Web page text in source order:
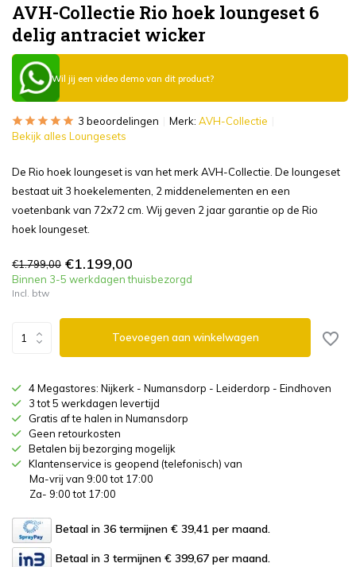
AVH-Collectie Rio hoek loungeset 6
delig antraciet wicker
Wil jij een video demo van dit product?
3 beoordelingen Merk: AVH-Collectie
Bekijk alles Loungesets
De Rio hoek loungeset is van het merk AVH-Collectie. De loungeset
bestaat uit 3 hoekelementen, 2 middenelementen en een
voetenbank van 72x72 cm. Wij geven 2 jaar garantie op de Rio
hoek loungeset.
€1.799,00 €1.199,00
Binnen 3-5 werkdagen thuisbezorgd
Incl. btw
Toevoegen aan winkelwagen
4 Megastores: Nijkerk - Numansdorp - Leiderdorp - Eindhoven
3 tot 5 werkdagen levertijd
Gratis af te halen in Numansdorp
Geen retourkosten
Betalen bij bezorging mogelijk
Klantenservice is geopend (telefonisch) van
Ma-vrij van 9:00 tot 17:00
Za- 9:00 tot 17:00
Betaal in 36 termijnen € 39,41 per maand.
Betaal in 3 termijnen € 399,67 per maand.